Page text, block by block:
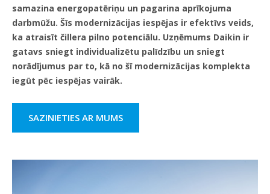
samazina energopatēriņu un pagarina aprīkojuma
darbmūžu. Šīs modernizācijas iespējas ir efektīvs veids,
ka atraisīt čillera pilno potenciālu. Uzņēmums Daikin ir
gatavs sniegt individualizētu palīdzību un sniegt
norādījumus par to, kā no šī modernizācijas komplekta
iegūt pēc iespējas vairāk.
SAZINIETIES AR MUMS